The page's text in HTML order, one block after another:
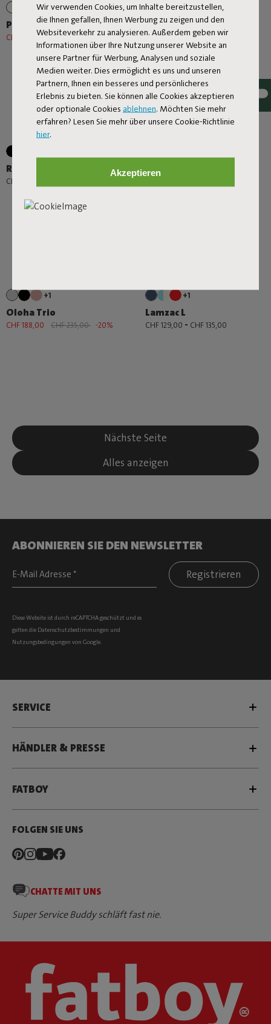
Wir verwenden Cookies, um Inhalte bereitzustellen,
die Ihnen gefallen, Ihnen Werbung zu zeigen und den
Websiteverkehr zu analysieren. Außerdem geben wir
Informationen über Ihre Nutzung unserer Website an
unsere Partner für Werbung, Analysen und soziale
Medien weiter. Dies ermöglicht es uns und unseren
Partnern, Ihnen ein besseres und persönlicheres
Erlebnis zu bieten. Sie können alle Cookies akzeptieren
oder optionale Cookies ablehnen. Möchten Sie mehr
erfahren? Lesen Sie mehr über unsere Cookie-Richtlinie
hier.
Akzeptieren
Prêt A Racket
CHF 92,00 CHF 115,00 -20%
+6
Rock 'n Roll + Original
Outdoor Mist
CHF 576,30 CHF 678,00
Rock 'n Roll
CHF 339,00
Lamzac O
+1
Oloha Trio
CHF 188,00 CHF 235,00 -20%
+1
Lamzac L
CHF 129,00 - CHF 135,00
Nächste Seite
Alles anzeigen
ABONNIEREN SIE DEN NEWSLETTER
Registrieren
Diese Website ist durch reCAPTCHA geschützt und es
gelten die Datenschutzbestimmungen und
Nutzungsbedingungen von Google.
SERVICE
HÄNDLER & PRESSE
FATBOY
FOLGEN SIE UNS
CHATTE MIT UNS
Super Service Buddy schläft fast nie.